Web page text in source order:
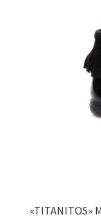
«TITANITOS»